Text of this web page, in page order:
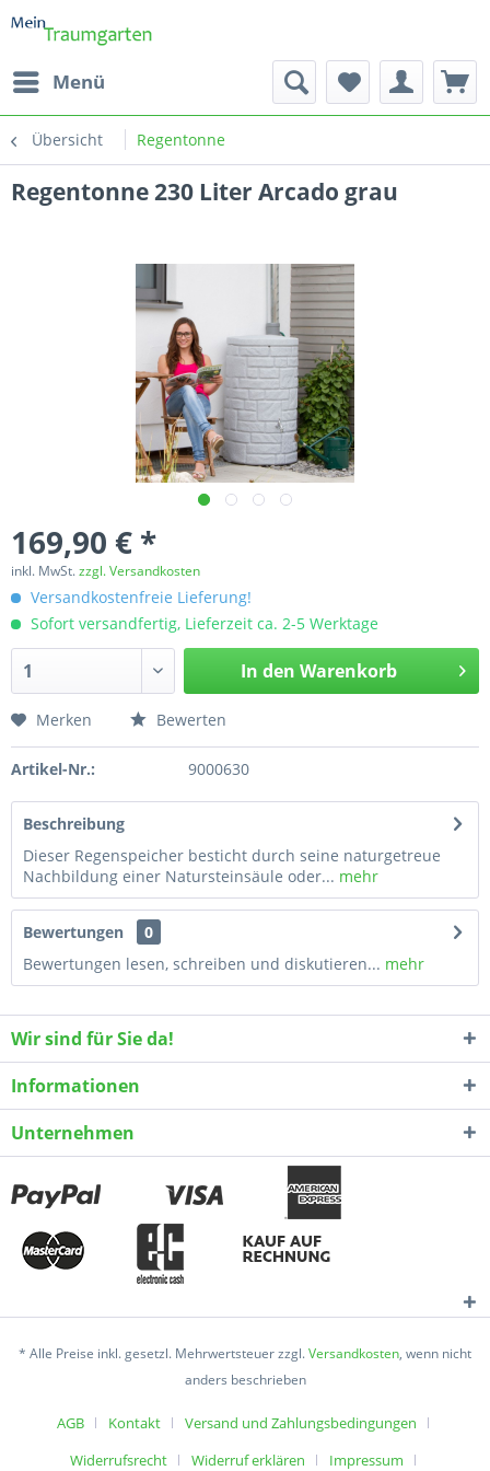
Menü
Übersicht Regentonne
Regentonne 230 Liter Arcado grau
169,90 € *
inkl. MwSt.zzgl. Versandkosten
Versandkostenfreie Lieferung!
Sofort versandfertig, Lieferzeit ca. 2-5 Werktage
In den Warenkorb
Merken Bewerten
Artikel-Nr.: 9000630
Beschreibung
Dieser Regenspeicher besticht durch seine naturgetreue
Nachbildung einer Natursteinsäule oder... mehr
Bewertungen
0
Bewertungen lesen, schreiben und diskutieren... mehr
Wir sind für Sie da!
Informationen
Unternehmen
* Alle Preise inkl. gesetzl. Mehrwertsteuer zzgl.Versandkosten, wenn nicht
anders beschrieben
AGB Kontakt
Versand und Zahlungsbedingungen
Widerrufsrecht
Widerruf erklären Impressum